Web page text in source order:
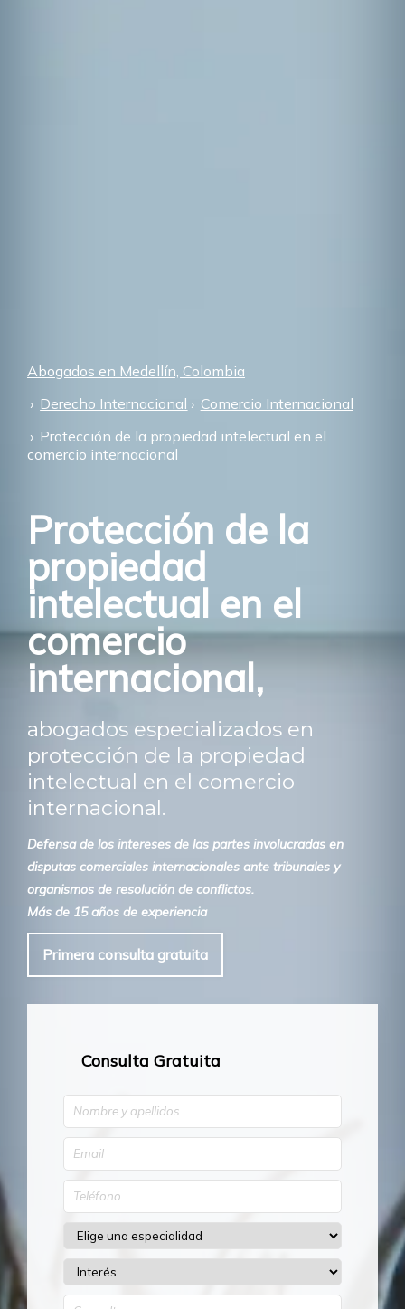
Abogados en Medellín, Colombia
Derecho Internacional
Comercio Internacional
Protección de la propiedad intelectual en el
comercio internacional
Protección de la
propiedad
intelectual en el
comercio
internacional,
abogados especializados en
protección de la propiedad
intelectual en el comercio
internacional.
Defensa de los intereses de las partes involucradas en
disputas comerciales internacionales ante tribunales y
organismos de resolución de conflictos.
Más de 15 años de experiencia
Primera consulta gratuita
Consulta Gratuita